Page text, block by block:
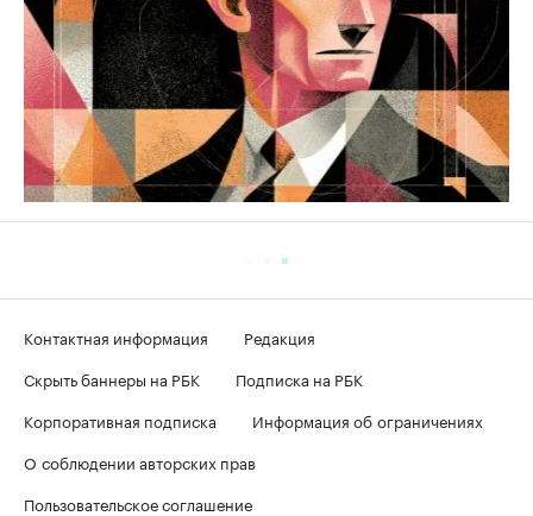
Контактная информация
Редакция
Скрыть баннеры на РБК
Подписка на РБК
Корпоративная подписка
Информация об ограничениях
О соблюдении авторских прав
Пользовательское соглашение